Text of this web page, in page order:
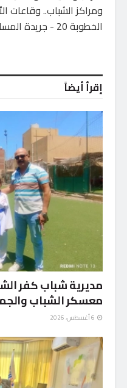
إقرأ أيضاً
مديرية شباب كفر
معسكر الشباب